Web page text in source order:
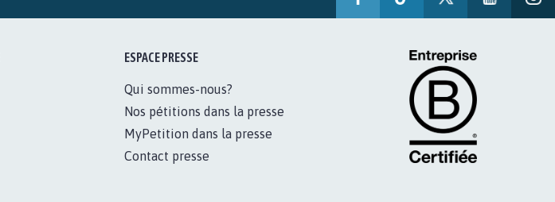
ESPACE PRESSE
Qui sommes-nous?
Nos pétitions dans la presse
MyPetition dans la presse
Contact presse